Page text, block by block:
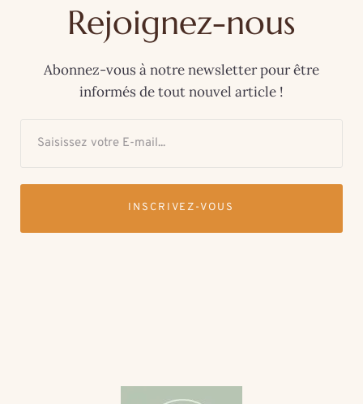
Rejoignez-nous
Abonnez-vous à notre newsletter pour être
informés de tout nouvel article !
INSCRIVEZ-VOUS